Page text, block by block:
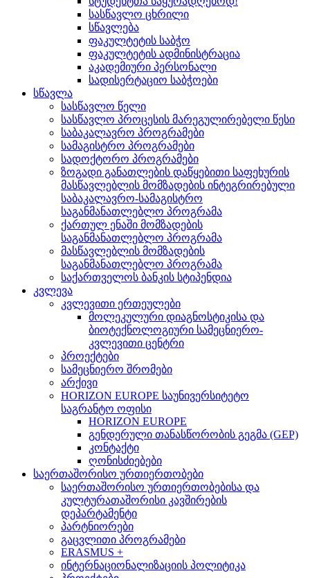
სასწავლო ცხრილი
სწავლება
ფაკულტეტის საბჭო
ფაკულტეტის ადმინისტრაცია
აკადემიური პერსონალი
სადისერტაციო საბჭოები
სწავლა
სასწავლო წელი
სასწავლო პროცესის მარეგულირებელი წესი
საბაკალავრო პროგრამები
სამაგისტრო პროგრამები
სადოქტორო პროგრამები
ზოგადი განათლების დაწყებითი საფეხურის
მასწავლებლის მომზადების ინტეგრირებული
საბაკალავრო-სამაგისტრო
საგანმანათლებლო პროგრამა
ქართულ ენაში მომზადების
საგანმანათლებლო პროგრამა
მასწავლებლის მომზადების
საგანმანათლებლო პროგრამა
საქართველოს ბანკის სტიპენდია
კვლევა
კვლევითი ერთეულები
მოლეკულური დიაგნოსტიკისა და
ბიოტექნოლოგიური სამეცნიერო-
კვლევითი ცენტრი
პროექტები
სამეცნიერო შრომები
არქივი
HORIZON EUROPE საუნივერსიტეტო
საგრანტო ოფისი
HORIZON EUROPE
გენდერული თანასწორობის გეგმა (GEP)
კონტაქტი
ღონისძიებები
საერთაშორისო ურთიერთობები
საერთაშორისო ურთიერთობებისა და
კულტურათაშორისი კავშირების
დეპარტამენტი
პარტნიორები
გაცვლითი პროგრამები
ERASMUS +
ინტერნაციონალიზაციის პოლიტიკა